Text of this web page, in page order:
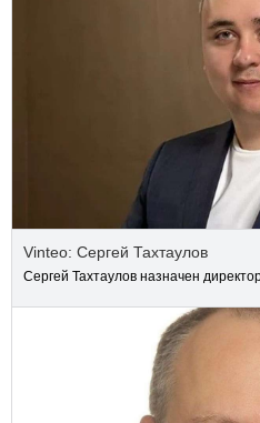
Vinteo: Сергей Тахтаулов
Сергей Тахтаулов назначен